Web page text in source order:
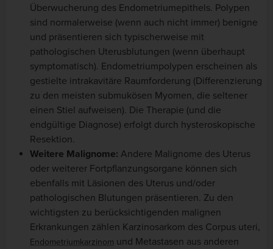
Überwucherung des Endometriumepithels. Polypen
sind normalerweise (wenn auch nicht immer) benigne
und präsentieren sich typischerweise mit
pathologischen Uterusblutungen (wenn überhaupt
symptomatisch). Endometriumpolypen erscheinen als
gestielte intrakavitäre Raumforderung (Differenzierung
zu den meisten submukösen Myomen, die seltener
einen Stiel aufweisen). Die Therapie (und die
endgültige Diagnose) erfolgt durch hysteroskopische
Resektion.
Weitere Malignome: Andere Malignome des Uterus
oder weiterer Fortpflanzungsorgane können sich
ebenfalls mit Läsionen des Uterus und/oder
pathologischen Blutungen präsentieren. Zu den
wichtigsten zu berücksichtigenden malignen
Erkrankungen zählen Karzinosarkom des Corpus uteri,
Endometriumkarzinom und Metastasen aus anderen